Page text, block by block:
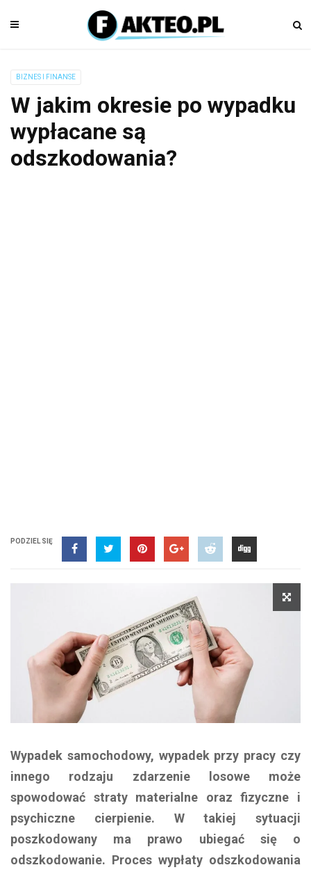
BIZNES I FINANSE
W jakim okresie po wypadku
wypłacane są
odszkodowania?
PODZIEL SIĘ
Wypadek samochodowy, wypadek przy pracy czy
innego rodzaju zdarzenie losowe może
spowodować straty materialne oraz fizyczne i
psychiczne cierpienie. W takiej sytuacji
poszkodowany ma prawo ubiegać się o
odszkodowanie. Proces wypłaty odszkodowania